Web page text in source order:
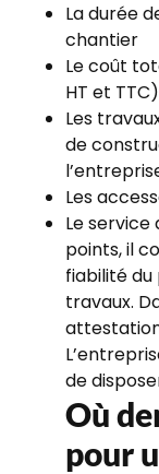
La durée
chantier
Le coût
HT et TTC)
Les
de
Les
Le
points, il
fiabilité du
travaux.
de
Où
pour